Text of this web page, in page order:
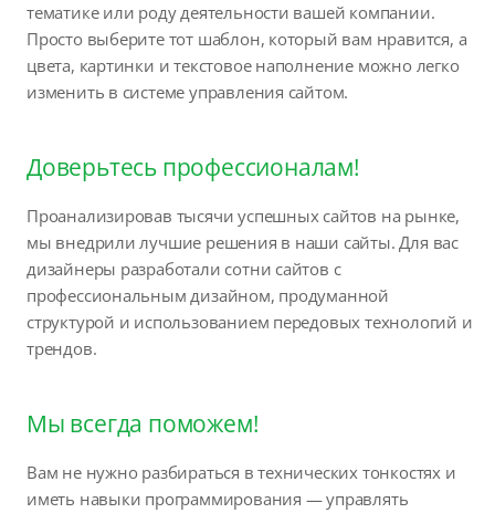
тематике или роду деятельности вашей компании.
Просто выберите тот шаблон, который вам нравится, а
цвета, картинки и текстовое наполнение можно легко
изменить в системе управления сайтом.
Доверьтесь профессионалам!
Проанализировав тысячи успешных сайтов на рынке,
мы внедрили лучшие решения в наши сайты. Для вас
дизайнеры разработали сотни сайтов с
профессиональным дизайном, продуманной
структурой и использованием передовых технологий и
трендов.
Мы всегда поможем!
Вам не нужно разбираться в технических тонкостях и
иметь навыки программирования — управлять